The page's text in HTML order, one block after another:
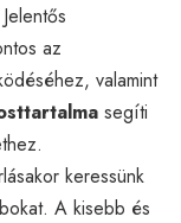
az
valamint
segíti
keressünk
A kisebb és